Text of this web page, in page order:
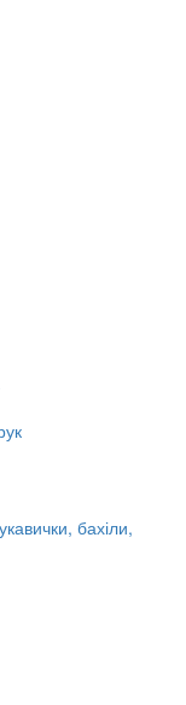
бахіли,